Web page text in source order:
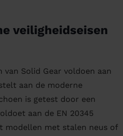
veiligheidseisen
van Solid Gear voldoen aan
aan de moderne
is getest door een
aan de EN 20345
modellen met stalen neus of